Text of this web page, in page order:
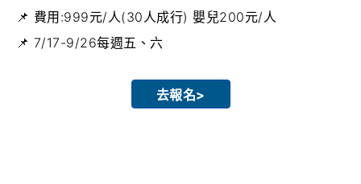
費用:999元/人(30人成行) 嬰兒200元/人
7/17-9/26每週五、六
去報名>